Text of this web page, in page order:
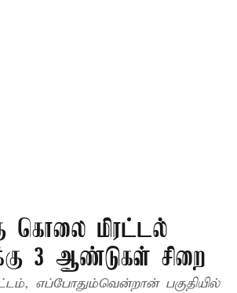
கொலை மிரட்டல்
3 ஆண்டுகள் சிறை
எப்போதும்வென்றான் பகுதியில்